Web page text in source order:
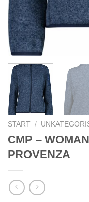
START /
CMP –
PROVENZA